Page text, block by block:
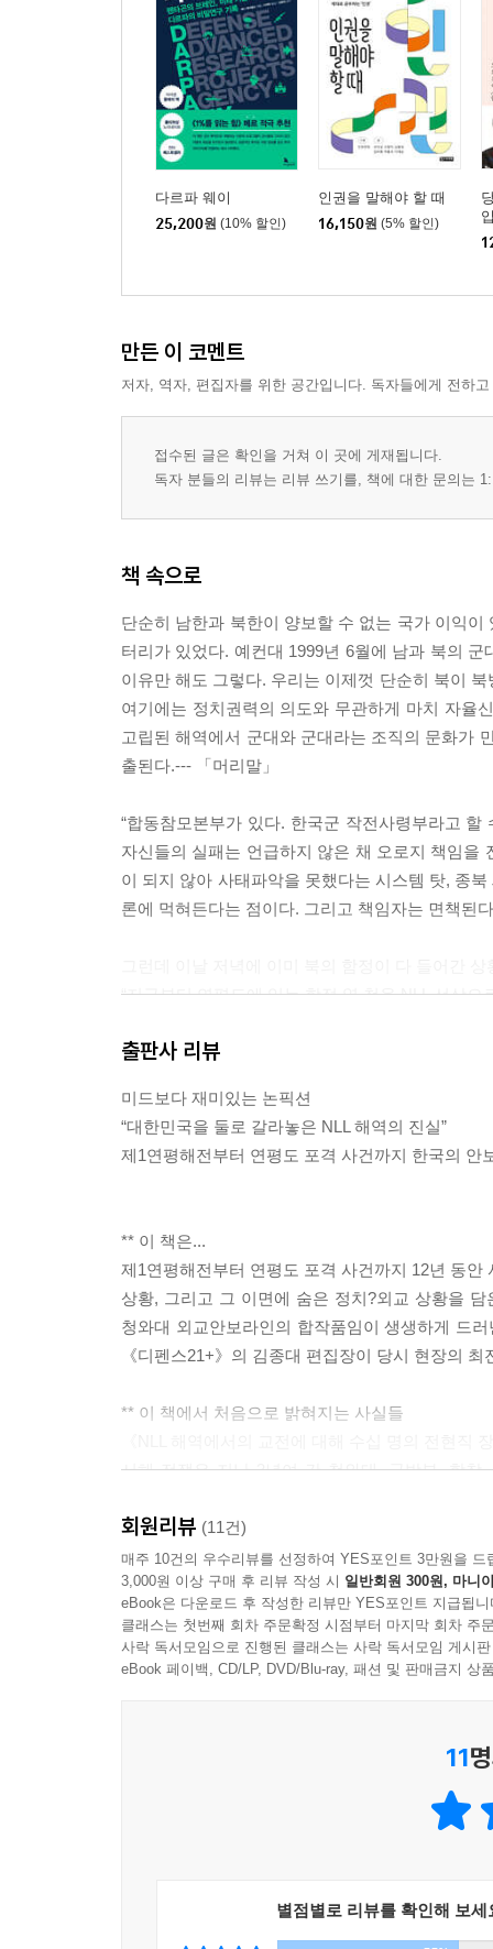
남북한 전쟁기술의 평준화 | 북한이 시도해온
관성과 타성의 논리가 더 강하다 | 정보본부의 경
포격 | 청와대 벙커회의 - 위기관리의 총체적 파
합참의장의 굴욕 | 소 읽고 외양간 고치기식 교
판단을 한국군은 왜…” | 비로소 자신의 장점을 찾
쏘았는데 딱 1발 | 핵안보정상회의, 안보보다 국
개혁의 비극 | 대령 한 명에게 장성 세 명이 지시 |
다르파 웨이
25,200원 (10% 할인)
인권을 말해야 할 때
16,150원 (5% 할인)
만든 이 코멘트
저자, 역자, 편집자를 위한 공간입니다. 독자들에게 전하
접수된 글은 확인을 거쳐 이 곳에 게재됩니다.
독자 분들의 리뷰는 리뷰 쓰기를, 책에 대한 문의는
책 속으로
단순히 남한과 북한이 양보할 수 없는 국가 이익
터리가 있었다. 예컨대 1999년 6월에 남과 북의
이유만 해도 그렇다. 우리는 이제껏 단순히 북이
여기에는 정치권력의 의도와 무관하게 마치 자율
고립된 해역에서 군대와 군대라는 조직의 문화가
출된다.--- 「머리말」
“합동참모본부가 있다. 한국군 작전사령부라고
자신들의 실패는 언급하지 않은 채 오로지 책임을
이 되지 않아 사태파악을 못했다는 시스템 탓, 종
론에 먹혀든다는 점이다. 그리고 책임자는 면책된
“지금부터 연평도에 있는 함정 열 척을 NLL 선상으
박 사령관은 작전사령관 서영길 중장이 서해에서
없다. 밥도 먹고 포탄도 교체하고 기름도 넣고 하
“군인은 밥 굶어도 돼. 청와대에서 전술지휘통제
1~2킬로미터 간격으로 일렬로 있으라고. 명령이야.”
‘모양새 좋게 있어라’라는 말에 박 사령관은 맥이
김대중 대통령이 한일 정상회담 차 일본으로 출
대는 서해에서의 교전 사태에 대한 진상조사에
만난 데 이어 한미연합사의 남재준 부사령관도
전투대형도 유지하지 않은 채 해군이 멋모르고 까
바로 이날 오후. 북한 경비정들이 중국 어선과 섞
궁금했을 것이다. 사건에 제대로 대응하지 못했다
안함 사건에 이어 무언가 새로운 사건이 일어나고
“야, 북한 배 NLL 내려간다. 쏴!”
실탄사격을 하라는 초강경 조치에 박정화 해군 작
“사격은 안 됩니다. 중국 어선이 있습니다.”
“이건 북한하고 문제인데 중국 배가 있습니다. 중
“아, 여기 작전예규 ○○페이지에 나와 있습니다.”
작전사령관이 직접 작전예규 책자를 흔들어 보였다.
출판사 리뷰
미드보다 재미있는 논픽션
“대한민국을 둘로 갈라놓은 NLL 해역의 진실”
제1연평해전부터 연평도 포격 사건까지 한국의 안
** 이 책은...
제1연평해전부터 연평도 포격 사건까지 12년 동
상황, 그리고 그 이면에 숨은 정치?외교 상황을
청와대 외교안보라인의 합작품임이 생생하게 드
《디펜스21+》의 김종대 편집장이 당시 현장의
** 이 책에서 처음으로 밝혀지는 사실들
서해 전쟁은 지난 3년여 간 청와대, 국방부, 합참
대해 입을 열었다. 남북 간에 교전이 벌어진 구체
펼쳐진다.
1. 다섯 차례 서해 전투의 진실은 정부 발표와 매우
첫째, 1999년 6월 15일의 제1연평해전, 양쪽 모
당한 북한군 병사는 러닝셔츠 차림으로 배 위에
함대 사령관은 결정적인 시기에 우연한 이유로
회원리뷰 (11건)
매주 10건의 우수리뷰를 선정하여 YES포인트 3만원을 드
3,000원 이상 구매 후 리뷰 작성 시 일반회원 300원, 마니
eBook은 다운로드 후 작성한 리뷰만 YES포인트 지급됩니
클래스는 첫번째 회차 주문확정 시점부터 마지막 회차 주
사락 독서모임으로 진행된 클래스는 사락 독서모임 게시
eBook 페이백, CD/LP, DVD/Blu-ray, 패션 및 판매금지 상
11
별점별로 리뷰를 확인해 보세